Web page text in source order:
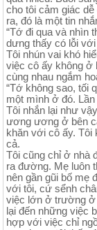
cho tôi cảm giác
ra, đó là một tin
“Tớ đi qua và nhìn
dưng thấy có lỗi
Tôi nhún vai khó
việc cô ấy không ở
cùng nhau ngắm
“Tớ không sao, tối
một mình ở đó. Lần
Tôi nhắn lại như
ương ương ở bên
khăn với cô ấy. Tôi
cả.
Tôi cũng chỉ ở nhà
ra đường. Mẹ luôn
nên gần gũi bố mẹ
với tôi, cứ sểnh
việc lớn ở trường ở
lại đến những việc
hợp với việc chỉ